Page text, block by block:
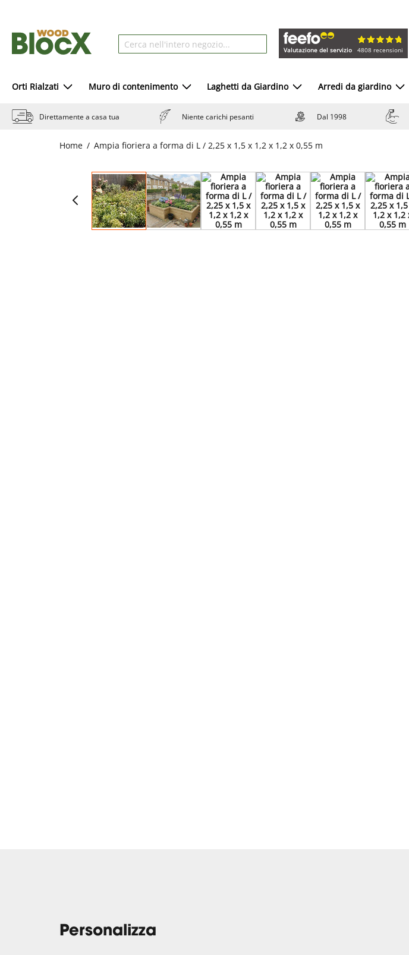
Valutazione del servizio 4808 recensioni
Orti Rialzati Muro di contenimento Laghetti da Giardino Arredi da giardino
Direttamente a casa tua Niente carichi pesanti Dal 1998
Home Ampia fioriera a forma di L / 2,25 x 1,5 x 1,2 x 1,2 x 0,55 m
Personalizza